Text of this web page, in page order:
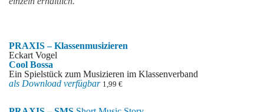
PRAXIS – Klassenmusizieren
Eckart Vogel
Cool Bossa
Ein Spielstück zum Musizieren im Klassenverband
als Download verfügbar 1,99 €